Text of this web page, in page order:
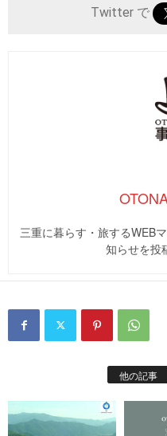
Twitter で
三重に暮らす・旅するWEB
知らせを投
他の記事